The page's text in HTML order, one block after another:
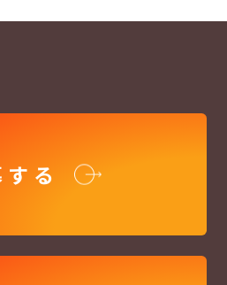
る